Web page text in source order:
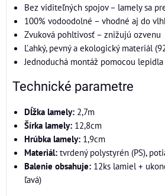
Bez viditeľných spojov – lamely sa
100% vodoodolné – vhodné aj do
Zvuková pohltivosť – znižujú ozvenu
Ľahký, pevný a ekologický materiál
Jednoduchá montáž pomocou
Technické parametre
Dĺžka lamely: 2,7m
Šírka lamely: 12,8cm
Hrúbka lamely: 1,9cm
Materiál: tvrdený polystyrén (PS),
Balenie obsahuje: 12ks lamiel +
ľavá)